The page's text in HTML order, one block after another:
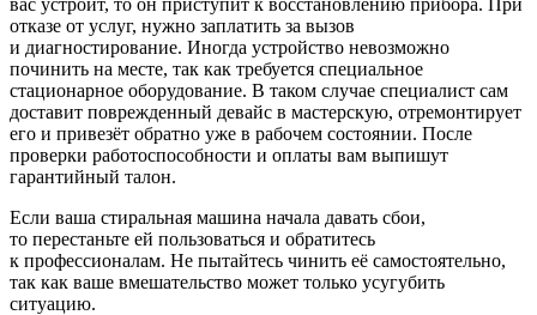
вас устроит, то он приступит к восстановлению прибора. При
отказе от услуг, нужно заплатить за вызов
и диагностирование. Иногда устройство невозможно
починить на месте, так как требуется специальное
стационарное оборудование. В таком случае специалист сам
доставит поврежденный девайс в мастерскую, отремонтирует
его и привезёт обратно уже в рабочем состоянии. После
проверки работоспособности и оплаты вам выпишут
гарантийный талон.
Если ваша стиральная машина начала давать сбои,
то перестаньте ей пользоваться и обратитесь
к профессионалам. Не пытайтесь чинить её самостоятельно,
так как ваше вмешательство может только усугубить
ситуацию.